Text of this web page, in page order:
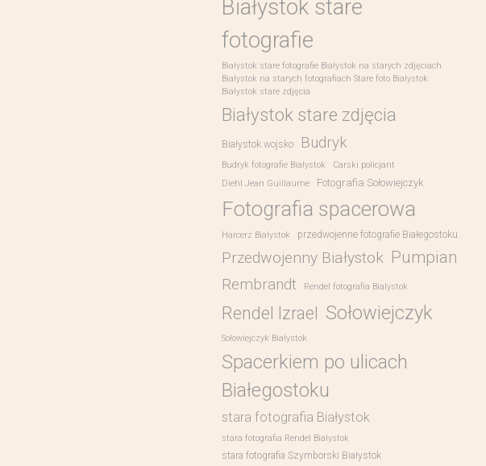
Białystok stare
fotografie
Białystok stare fotografie Białystok na starych zdjęciach
Białystok na starych fotografiach Stare foto Białystok
Białystok stare zdjęcia
Białystok stare zdjęcia
Białystok wojsko Budryk
Budryk fotografie Białystok
Carski policjant
Diehl Jean Guillaume
Fotografia Sołowiejczyk
Fotografia spacerowa
Harcerz Białystok przedwojenne fotografie Białegostoku
Przedwojenny Białystok Pumpian
Rembrandt Rendel fotografia Bialystok
Rendel Izrael Sołowiejczyk
Sołowiejczyk Białystok
Spacerkiem po ulicach
Białegostoku
stara fotografia Białystok
stara fotografia Rendel Białystok
stara fotografia Szymborski Białystok